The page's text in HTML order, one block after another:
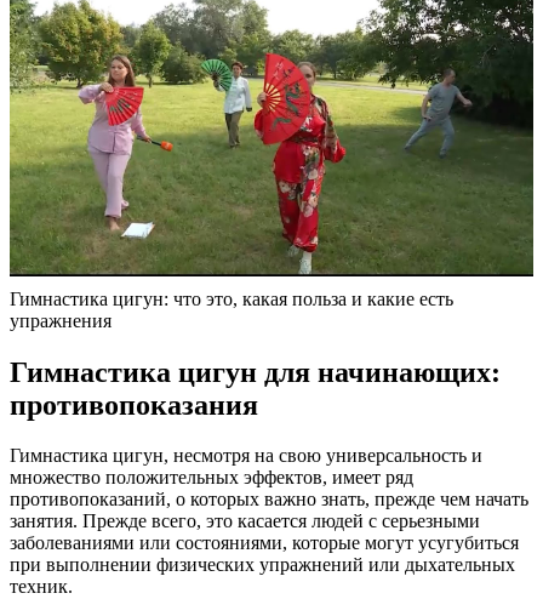
Гимнастика цигун: что это, какая польза и какие есть
упражнения
Гимнастика цигун для начинающих:
противопоказания
Гимнастика цигун, несмотря на свою универсальность и
множество положительных эффектов, имеет ряд
противопоказаний, о которых важно знать, прежде чем начать
занятия. Прежде всего, это касается людей с серьезными
заболеваниями или состояниями, которые могут усугубиться
при выполнении физических упражнений или дыхательных
техник.